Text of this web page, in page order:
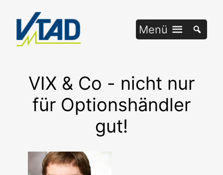
springen
Menü
VIX & Co - nicht nur
für Optionshändler
gut!